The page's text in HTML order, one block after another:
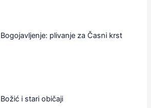
Bogojavljenje: plivanje za Časni krst
Božić i stari običaji